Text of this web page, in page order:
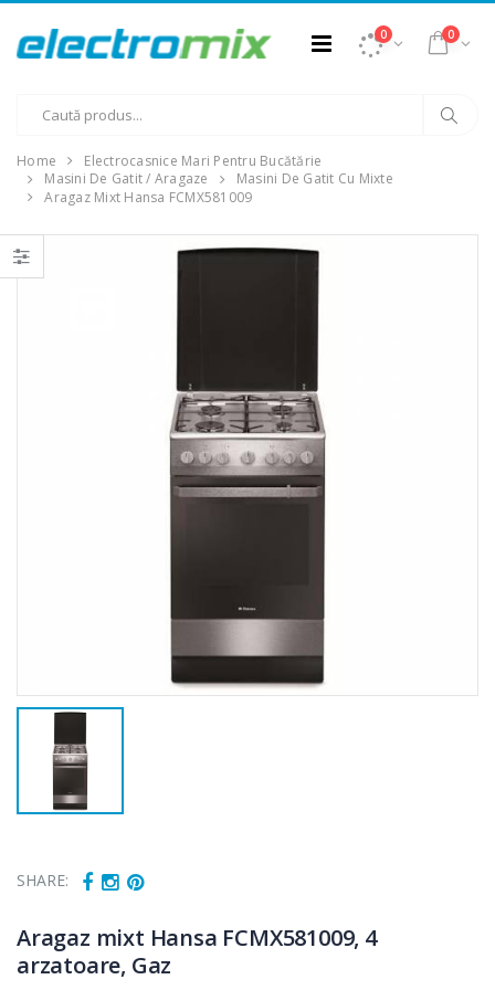
0 0
Home
Electrocasnice Mari Pentru Bucătărie
Masini De Gatit / Aragaze
Masini De Gatit Cu Mixte
Aragaz Mixt Hansa FCMX581009
SHARE:
Aragaz mixt Hansa FCMX581009, 4
arzatoare, Gaz